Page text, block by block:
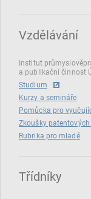
Vzdělávání
Institut
a publikační činnost
Studium
Kurzy a semináře
Pomůcka pro
Zkoušky
Rubrika pro mladé
Třídníky